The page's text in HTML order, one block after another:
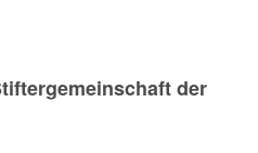
der